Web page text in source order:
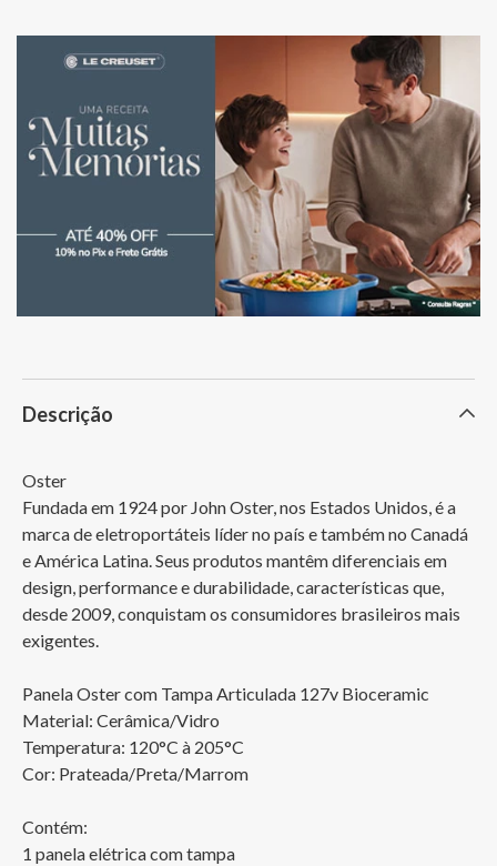
Descrição
Oster
Fundada em 1924 por John Oster, nos Estados Unidos, é a
marca de eletroportáteis líder no país e também no Canadá
e América Latina. Seus produtos mantêm diferenciais em
design, performance e durabilidade, características que,
desde 2009, conquistam os consumidores brasileiros mais
exigentes.
Panela Oster com Tampa Articulada 127v Bioceramic
Material: Cerâmica/Vidro
Temperatura: 120°C à 205°C
Cor: Prateada/Preta/Marrom
Contém:
1 panela elétrica com tampa